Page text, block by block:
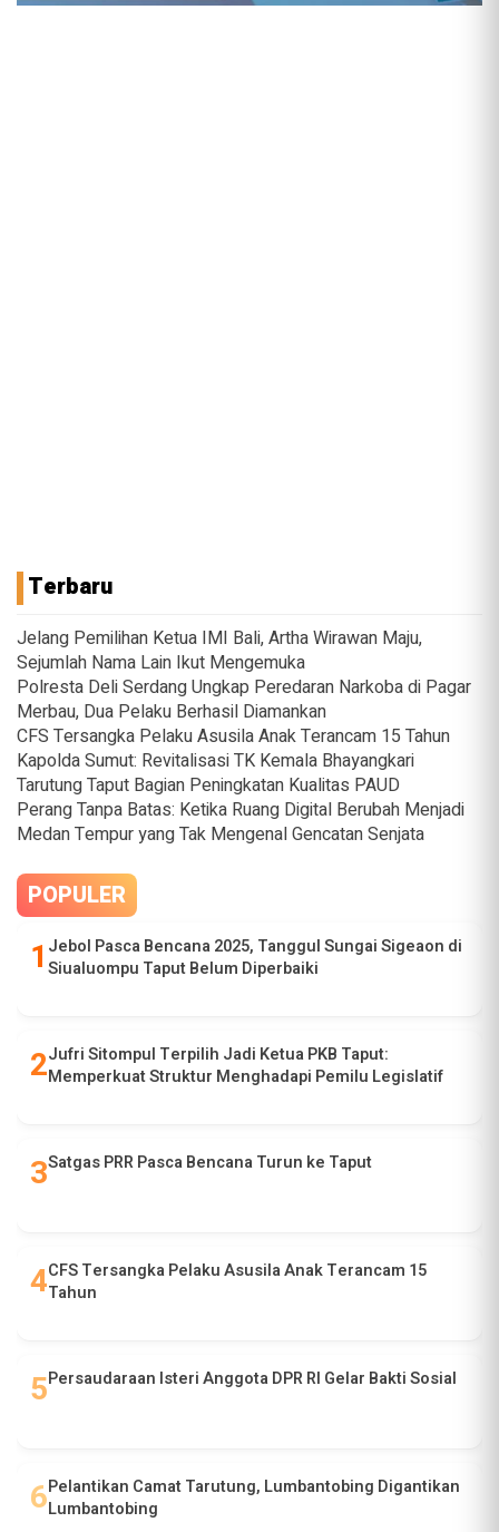
Terbaru
Jelang Pemilihan Ketua IMI Bali, Artha Wirawan Maju,
Sejumlah Nama Lain Ikut Mengemuka
Polresta Deli Serdang Ungkap Peredaran Narkoba di Pagar
Merbau, Dua Pelaku Berhasil Diamankan
CFS Tersangka Pelaku Asusila Anak Terancam 15 Tahun
Kapolda Sumut: Revitalisasi TK Kemala Bhayangkari
Tarutung Taput Bagian Peningkatan Kualitas PAUD
Perang Tanpa Batas: Ketika Ruang Digital Berubah Menjadi
Medan Tempur yang Tak Mengenal Gencatan Senjata
POPULER
Jebol Pasca Bencana 2025, Tanggul Sungai Sigeaon di
Siualuompu Taput Belum Diperbaiki
Jufri Sitompul Terpilih Jadi Ketua PKB Taput:
Memperkuat Struktur Menghadapi Pemilu Legislatif
Satgas PRR Pasca Bencana Turun ke Taput
CFS Tersangka Pelaku Asusila Anak Terancam 15
Tahun
Persaudaraan Isteri Anggota DPR RI Gelar Bakti Sosial
Pelantikan Camat Tarutung, Lumbantobing Digantikan
Lumbantobing